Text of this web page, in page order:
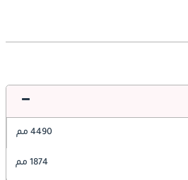
4490 مم
1874 مم